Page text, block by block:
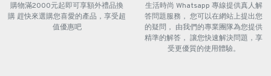
購物滿2000元起即可享額外禮品換
購 趕快來選購您喜愛的產品，享受超
值優惠吧
生活時尚 Whatsapp 專線提供真人解
答問題服務， 您可以在網站上提出您
的疑問， 由我們的專業團隊為您提供
精準的解答， 讓您快速解決問題，享
受更優質的使用體驗。